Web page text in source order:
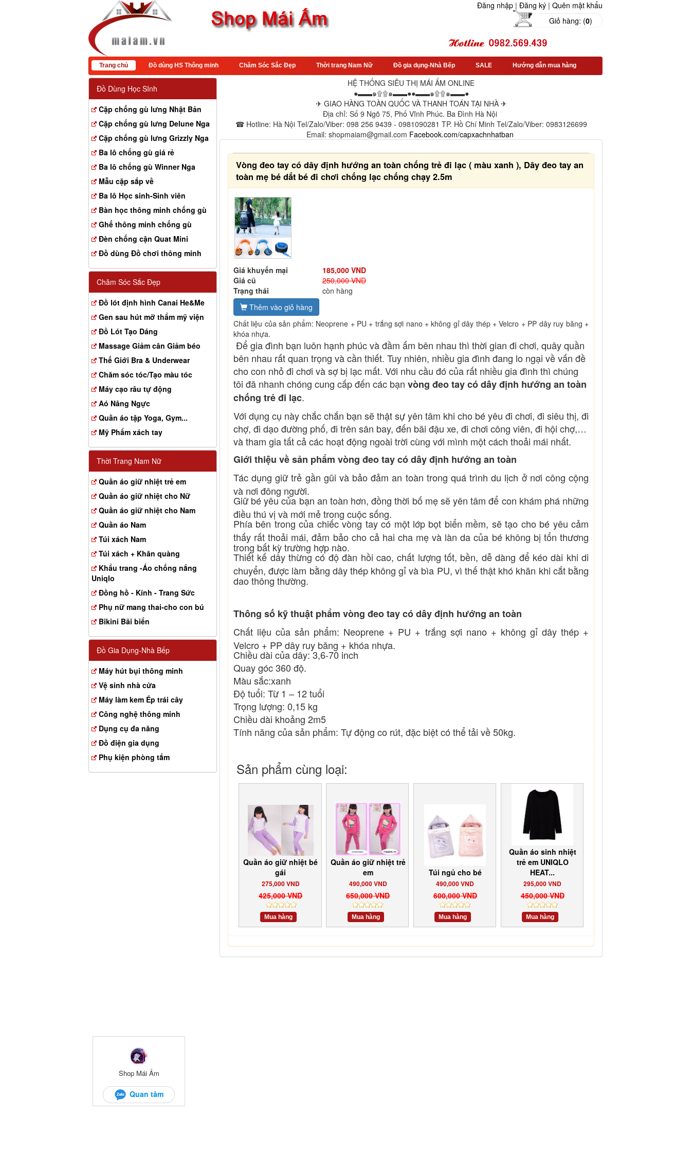
Đăng nhập | Đăng ký | Quên mật khẩu
Giỏ hàng: (0)
Trang chủ Đồ dùng HS Thông minh Chăm Sóc Sắc Đẹp Thời trang Nam Nữ Đồ gia dụng-Nhà Bếp SALE Hướng dẫn mua hàng
Đồ Dùng Học SInh
Cặp chống gù lưng Nhật Bản
Cặp chống gù lưng Delune Nga
Cặp chống gù lưng Grizzly Nga
Ba lô chống gù giá rẻ
Ba lô chống gù Winner Nga
Mẫu cặp sắp về
Ba lô Học sinh-Sinh viên
Bàn học thông minh chống gù
Ghế thông minh chống gù
Đèn chống cận Quat Mini
Đồ dùng Đồ chơi thông minh
Chăm Sóc Sắc Đẹp
Đồ lót định hình Canai He&Me
Gen sau hút mỡ thẩm mỹ viện
Đồ Lót Tạo Dáng
Massage Giảm cân Giảm béo
Thế Giới Bra & Underwear
Chăm sóc tóc/Tạo màu tóc
Máy cạo râu tự động
Aó Nâng Ngực
Quần áo tập Yoga, Gym...
Mỹ Phẩm xách tay
Thời Trang Nam Nữ
Quần áo giữ nhiệt trẻ em
Quần áo giữ nhiệt cho Nữ
Quần áo giữ nhiệt cho Nam
Quần áo Nam
Túi xách Nam
Túi xách + Khăn quàng
Khẩu trang -Áo chống nắng
Uniqlo
Đồng hồ - Kính - Trang Sức
Phụ nữ mang thai-cho con bú
Bikini Bãi biển
Đồ Gia Dụng-Nhà Bếp
Máy hút bụi thông minh
Vệ sinh nhà cửa
Máy làm kem Ép trái cây
Công nghệ thông minh
Dụng cụ đa năng
Đồ điện gia dụng
Phụ kiện phòng tắm
HỆ THỐNG SIÊU THỊ MÁI ẤM ONLINE
●▬▬๑۩۩๑▬▬●●▬▬๑۩۩๑▬▬●
✈ GIAO HÀNG TOÀN QUỐC VÀ THANH TOÁN TẠI NHÀ ✈
Địa chỉ: Số 9 Ngõ 75, Phố Vĩnh Phúc. Ba Đình Hà Nội
☎ Hotline: Hà Nội Tel/Zalo/Viber: 098 256 9439 - 0981090281 TP. Hồ Chí Minh Tel/Zalo/Viber: 0983126699
Email: shopmaiam@gmail.com Facebook.com/capxachnhatban
Vòng đeo tay có dây định hướng an toàn chống trẻ đi lạc ( màu xanh ), Dây đeo tay an
toàn mẹ bé dắt bé đi chơi chống lạc chống chạy 2.5m
Giá khuyến mại
185,000 VND
Giá cũ
250,000 VND
Trạng thái
còn hàng
Thêm vào giỏ hàng
Chất liệu của sản phẩm: Neoprene + PU + trắng sợi nano + không gỉ dây thép + Velcro + PP dây ruy băng +
khóa nhựa.
Để gia đình bạn luôn hạnh phúc và đầm ấm bên nhau thì thời gian đi chơi, quây quần
bên nhau rất quan trọng và cần thiết. Tuy nhiên, nhiều gia đình đang lo ngại về vấn đề
cho con nhỏ đi chơi và sợ bị lạc mất. Với nhu cầu đó của rất nhiều gia đình thì chúng
tôi đã nhanh chóng cung cấp đến các bạn vòng đeo tay có dây định hướng an toàn
chống trẻ đi lạc.
Với dụng cụ này chắc chắn bạn sẽ thật sự yên tâm khi cho bé yêu đi chơi, đi siêu thị, đi
chợ, đi dạo đường phố, đi trên sân bay, đến bãi đậu xe, đi chơi công viên, đi hội chợ,…
và tham gia tất cả các hoạt động ngoài trời cùng với mình một cách thoải mái nhất.
Giới thiệu về sản phẩm vòng đeo tay có dây định hướng an toàn
Tác dụng giữ trẻ gần gũi và bảo đảm an toàn trong quá trình du lịch ở nơi công cộng
và nơi đông người.
Giữ bé yêu của bạn an toàn hơn, đồng thời bố mẹ sẽ yên tâm để con khám phá những
điều thú vị và mới mẻ trong cuộc sống.
Phía bên trong của chiếc vòng tay có một lớp bọt biển mềm, sẽ tạo cho bé yêu cảm
thấy rất thoải mái, đảm bảo cho cả hai cha mẹ và làn da của bé không bị tổn thương
trong bất kỳ trường hợp nào.
Thiết kế dây thừng có độ đàn hồi cao, chất lượng tốt, bền, dễ dàng để kéo dài khi di
chuyển, được làm bằng dây thép không gỉ và bìa PU, vì thế thật khó khăn khi cắt bằng
dao thông thường.
Thông số kỹ thuật phẩm vòng đeo tay có dây định hướng an toàn
Chất liệu của sản phẩm: Neoprene + PU + trắng sợi nano + không gỉ dây thép +
Velcro + PP dây ruy băng + khóa nhựa.
Chiều dài của dây: 3,6-70 inch
Quay góc 360 độ.
Màu sắc:xanh
Độ tuổi: Từ 1 – 12 tuổi
Trọng lượng: 0,15 kg
Chiều dài khoảng 2m5
Tính năng của sản phẩm: Tự động co rút, đặc biệt có thể tải về 50kg.
Sản phẩm cùng loại:
Quần áo giữ nhiệt bé
gái
275,000 VND
425,000 VND
Mua hàng
Quần áo giữ nhiệt trẻ
em
490,000 VND
650,000 VND
Mua hàng
Túi ngủ cho bé
490,000 VND
600,000 VND
Mua hàng
Quần áo sinh nhiệt
trẻ em UNIQLO
HEAT...
295,000 VND
450,000 VND
Mua hàng